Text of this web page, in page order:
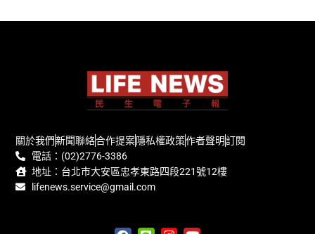
關於我們新聞聯絡合作提案隱私權政策作者聲明訂閱
電話：(02)2776-3386
地址：台北市大安區忠孝東路四段221號12樓
lifenews.service@gmail.com